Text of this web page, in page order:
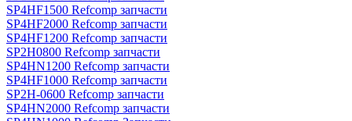
SP4HF1500 Refcomp запчасти
SP4HF2000 Refcomp запчасти
SP4HF1200 Refcomp запчасти
SP2H0800 Refcomp запчасти
SP4HN1200 Refcomp запчасти
SP4HF1000 Refcomp запчасти
SP2H-0600 Refcomp запчасти
SP4HN2000 Refcomp запчасти